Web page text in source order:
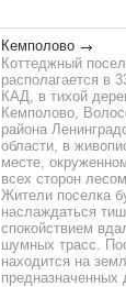
Кемполово
Коттеджный
располагается в
КАД, в тихой
Кемполово,
района
области, в
месте,
всех сторон
Жители поселка
наслаждаться
спокойствием
шумных трасс.
находится на
предназначенных